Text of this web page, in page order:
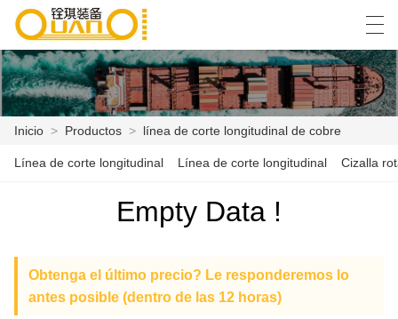
INICIO
CASO
العربية বাংলা ভাষার English Español
Inicio > Productos > línea de corte longitudinal de cobre
Línea de corte longitudinal Línea de corte longitudinal Cizalla
Empty Data !
Obtenga el último precio? Le responderemos lo
antes posible (dentro de las 12 horas)